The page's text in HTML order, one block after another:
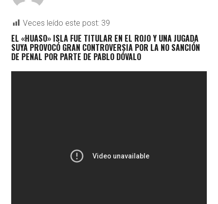
Veces leído este post: 39
EL «HUASO» ISLA FUE TITULAR EN EL ROJO Y UNA JUGADA
SUYA PROVOCÓ GRAN CONTROVERSIA POR LA NO SANCIÓN
DE PENAL POR PARTE DE PABLO DÓVALO